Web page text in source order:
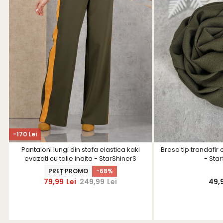
-170 Lei
Pantaloni lungi din stofa elastica kaki
evazati cu talie inalta - StarShinerS
PREȚ PROMO -68%
79,99 Lei 249,99 Lei
Brosa tip trandafir
-